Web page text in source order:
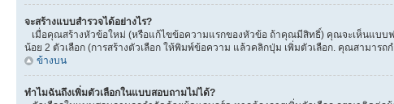
จะสร้างแบบสำรวจได้อย่างไร?
เมื่อคุณสร้างหัวข้อใหม่ (หรือแก้ไขข้อความแรกของหัวข้อ ถ้าคุณมีสิทธิ์) คุณจะเห็นแบบ
น้อย 2 ตัวเลือก (การสร้างตัวเลือก ให้พิมพ์ข้อความ แล้วคลิกปุ่ม เพิ่มตัวเลือก. คุณสามาร
ข้างบน
ทำไมฉันถึงเพิ่มตัวเลือกในแบบสอบถามไม่ได้?